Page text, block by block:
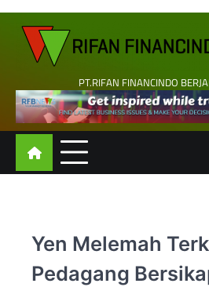
Skip
content
PT.RIFAN FINANCINDO
Yen Melemah
Pedagang